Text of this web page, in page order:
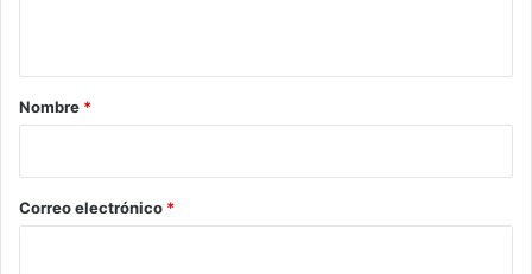
r
*
Nombre *
Correo electrónico *